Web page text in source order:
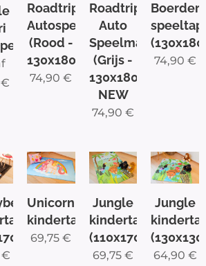
Roadtrip
Autospeelmat
(Rood -
130x180cm)
74,90 €
Roadtrip
Auto
Speelmat
(Grijs -
130x180cm)
NEW
74,90 €
74,90 €
€
Unicorn
kindertapijt
69,75 €
Jungle
kindertapijt
(110x170cm)
69,75 €
Jungle
64,90 €